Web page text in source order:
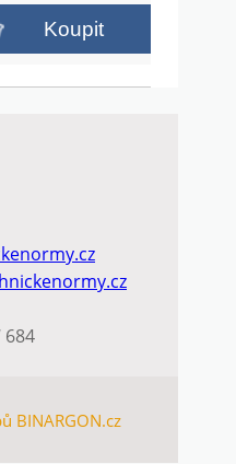
Koupit
684
BINARGON.cz